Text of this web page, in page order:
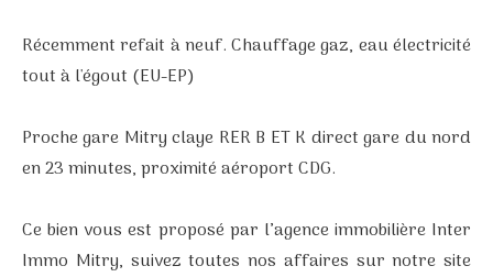
Récemment refait à neuf. Chauffage gaz, eau électricité
tout à l'égout (EU-EP)
Proche gare Mitry claye RER B ET K direct gare du nord
en 23 minutes, proximité aéroport CDG.
Ce bien vous est proposé par l’agence immobilière Inter
Immo Mitry, suivez toutes nos affaires sur notre site